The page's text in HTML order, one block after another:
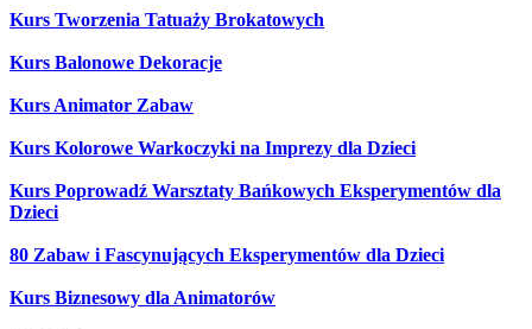
Kurs Tworzenia Tatuaży Brokatowych
Kurs Balonowe Dekoracje
Kurs Animator Zabaw
Kurs Kolorowe Warkoczyki na Imprezy dla Dzieci
Kurs Poprowadź Warsztaty Bańkowych Eksperymentów dla
Dzieci
80 Zabaw i Fascynujących Eksperymentów dla Dzieci
Kurs Biznesowy dla Animatorów